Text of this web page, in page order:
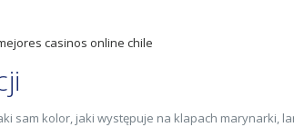
sam kolor, jaki występuje na klapach marynarki,